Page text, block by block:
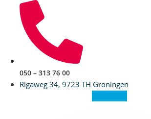
050 – 313 76 00
Rigaweg 34, 9723 TH Groningen